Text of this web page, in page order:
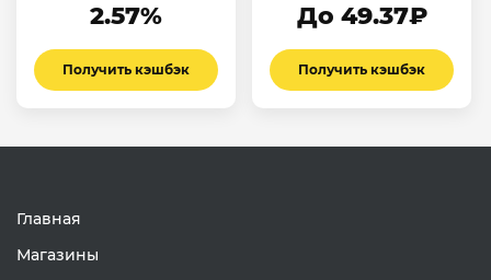
2.57%
Получить кэшбэк
До 49.37₽
Получить кэшбэк
Главная
Магазины